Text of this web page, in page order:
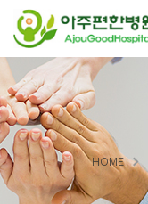
HOME